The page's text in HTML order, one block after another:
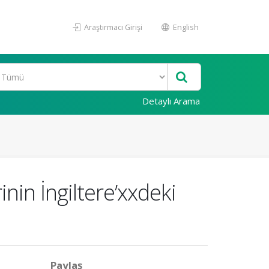
Araştırmacı Girişi English
Detaylı Arama
İngiltere’xxdeki
Paylaş